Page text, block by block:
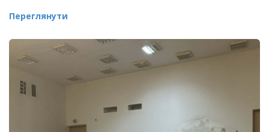
Переглянути